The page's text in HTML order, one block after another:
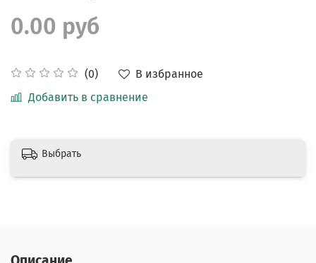
(0)
В избранное
Добавить в сравнение
0.00 руб
Выбрать